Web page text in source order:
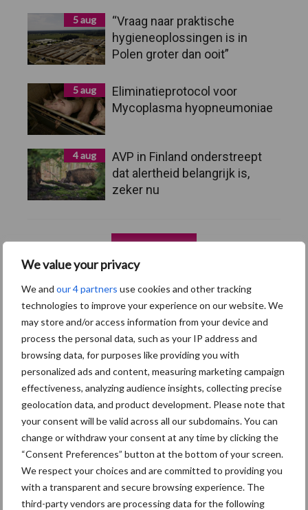
We value your privacy
We and our 4 partners use cookies and other tracking
technologies to improve your experience on our website. We
may store and/or access information from your device and
process the personal data, such as your IP address and
browsing data, for purposes like providing you with
personalized ads and content, measuring marketing campaign
effectiveness, analyzing audience insights, collecting precise
geolocation data, and product development. Please note that
your consent will be valid across all our subdomains. You can
change or withdraw your consent at any time by clicking the
“Consent Preferences” button at the bottom of your screen.
We respect your choices and are committed to providing you
with a transparent and secure browsing experience. The
third-party vendors are processing data for the following
5 aug
“Vraag naar praktische
hygieneoplossingen is in
Polen groter dan ooit”
5 aug
Eliminatieprotocol voor
Mycoplasma hyopneumoniae
4 aug
AVP in Finland onderstreept
dat alertheid belangrijk is,
zeker nu
Footer Onze brandpartners